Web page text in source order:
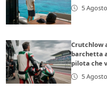
5
Crutchlow
barchetta
pilota che
5